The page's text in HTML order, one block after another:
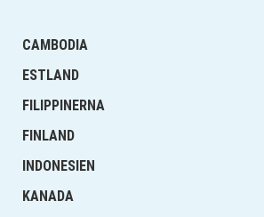
CAMBODIA
ESTLAND
FILIPPINERNA
FINLAND
INDONESIEN
KANADA